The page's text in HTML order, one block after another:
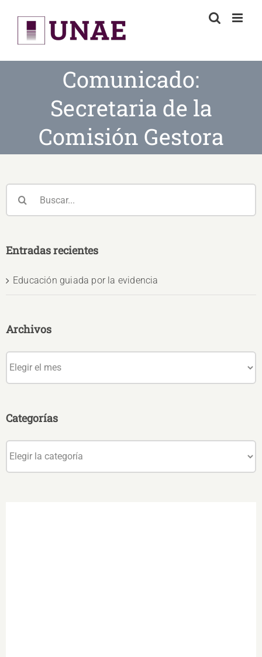
content
Comunicado:
Secretaria de la
Comisión Gestora
Entradas recientes
Educación guiada por la evidencia
Archivos
Categorías